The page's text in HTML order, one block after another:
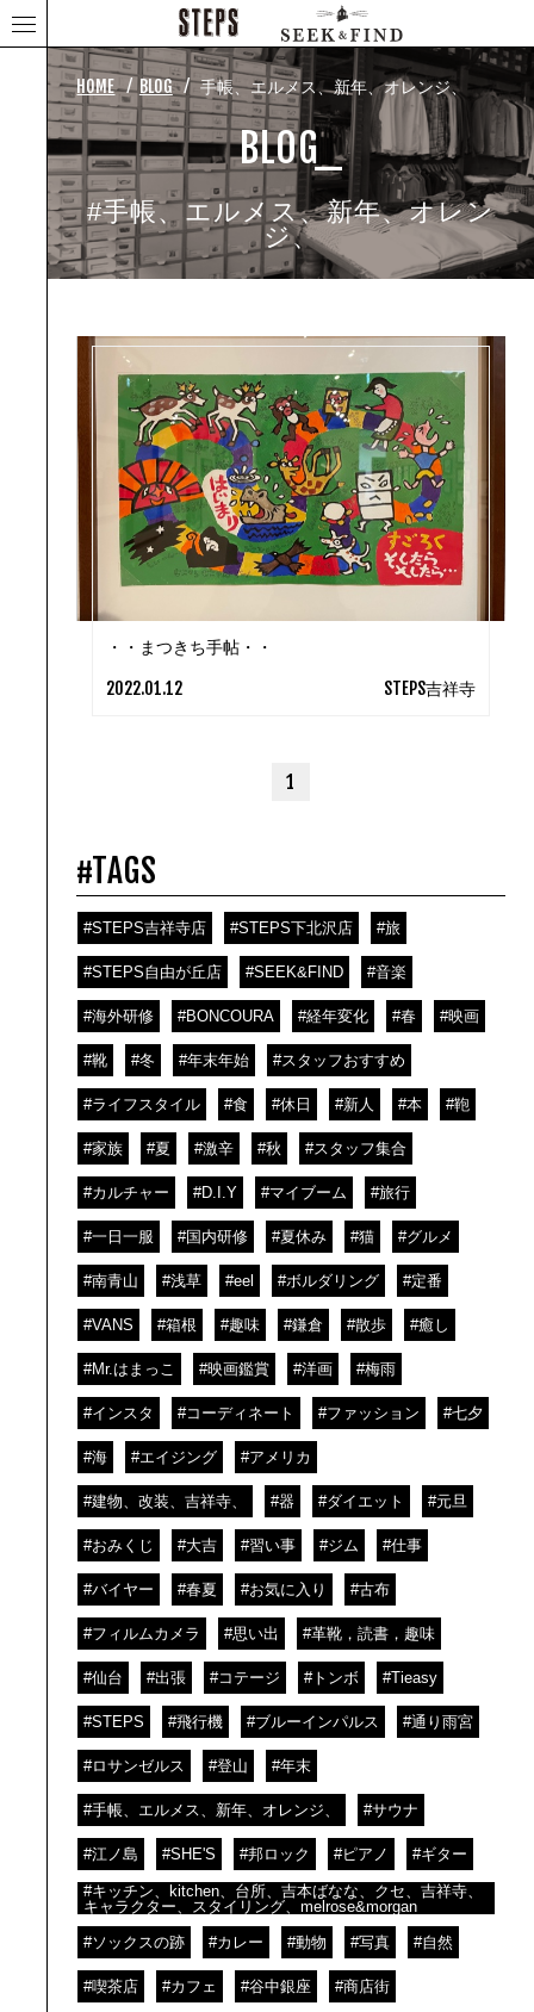
HOME ⁄ BLOG ⁄ 手帳、エルメス、新年、オレンジ、
BLOG_
#手帳、エルメス、新年、オレン
ジ、
・・まつきち手帖・・
2022.01.12 STEPS吉祥寺
1
#TAGS
#STEPS吉祥寺店 #STEPS下北沢店 #旅
#STEPS自由が丘店 #SEEK&FIND #音楽
#海外研修 #BONCOURA #経年変化 #春 #映画
#靴 #冬 #年末年始 #スタッフおすすめ
#ライフスタイル #食 #休日 #新人 #本 #鞄
#家族 #夏 #激辛 #秋 #スタッフ集合
#カルチャー #D.I.Y #マイブーム #旅行
#一日一服 #国内研修 #夏休み #猫 #グルメ
#南青山 #浅草 #eel #ボルダリング #定番
#VANS #箱根 #趣味 #鎌倉 #散歩 #癒し
#Mr.はまっこ #映画鑑賞 #洋画 #梅雨
#インスタ #コーディネート #ファッション #七夕
#海 #エイジング #アメリカ
#建物、改装、吉祥寺、 #器 #ダイエット #元旦
#おみくじ #大吉 #習い事 #ジム #仕事
#バイヤー #春夏 #お気に入り #古布
#フィルムカメラ #思い出 #革靴，読書，趣味
#仙台 #出張 #コテージ #トンボ #Tieasy
#STEPS #飛行機 #ブルーインパルス #通り雨宮
#ロサンゼルス #登山 #年末
#手帳、エルメス、新年、オレンジ、 #サウナ
#江ノ島 #SHE'S #邦ロック #ピアノ #ギター
#キッチン、kitchen、台所、吉本ばなな、クセ、吉祥寺、
キャラクター、スタイリング、melrose&morgan
#ソックスの跡 #カレー #動物 #写真 #自然
#喫茶店 #カフェ #谷中銀座 #商店街